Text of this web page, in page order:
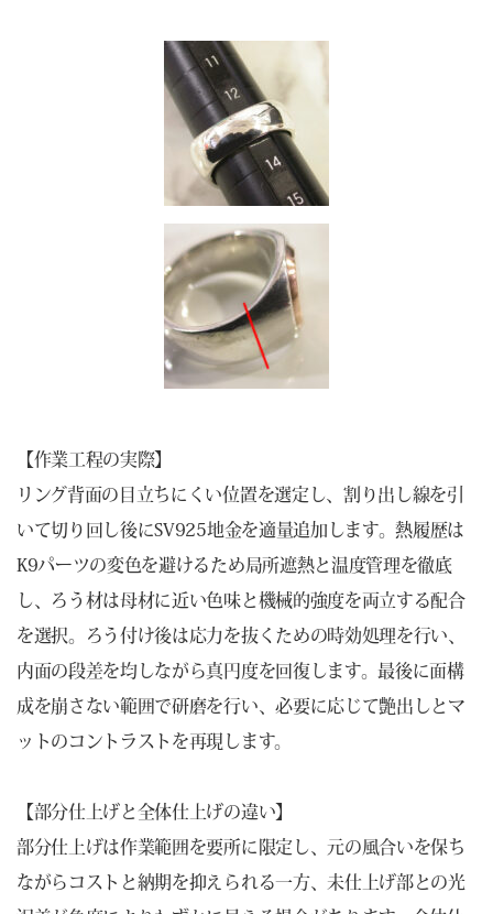
【作業工程の実際】
リング背面の目立ちにくい位置を選定し、割り出し線を引
いて切り回し後にSV925地金を適量追加します。熱履歴は
K9パーツの変色を避けるため局所遮熱と温度管理を徹底
し、ろう材は母材に近い色味と機械的強度を両立する配合
を選択。ろう付け後は応力を抜くための時効処理を行い、
内面の段差を均しながら真円度を回復します。最後に面構
成を崩さない範囲で研磨を行い、必要に応じて艶出しとマ
ットのコントラストを再現します。
【部分仕上げと全体仕上げの違い】
部分仕上げは作業範囲を要所に限定し、元の風合いを保ち
ながらコストと納期を抑えられる一方、未仕上げ部との光